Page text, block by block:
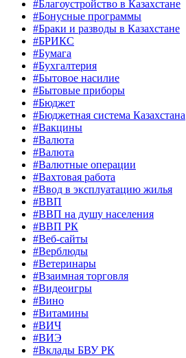
#Благоустройство в Казахстане
#Бонусные программы
#Браки и разводы в Казахстане
#БРИКС
#Бумага
#Бухгалтерия
#Бытовое насилие
#Бытовые приборы
#Бюджет
#Бюджетная система Казахстана
#Вакцины
#Валюта
#Валюта
#Валютные операции
#Вахтовая работа
#Ввод в эксплуатацию жилья
#ВВП
#ВВП на душу населения
#ВВП РК
#Веб-сайты
#Верблюды
#Ветеринары
#Взаимная торговля
#Видеоигры
#Вино
#Витамины
#ВИЧ
#ВИЭ
#Вклады БВУ РК